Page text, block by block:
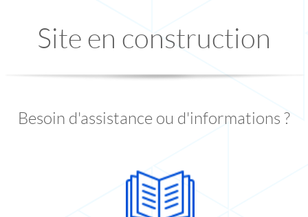
Site en construction
Besoin d'assistance ou d'informations ?